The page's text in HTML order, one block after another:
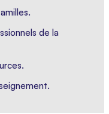
de la